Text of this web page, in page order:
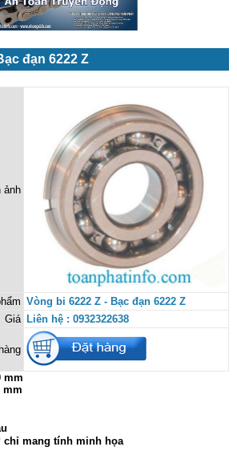
đạn 6222 Z
ảnh
Vòng bi 6222 Z - Bạc đạn 6222 Z
Giá Liên hệ : 0932322638
mm
mm
mang tính minh họa